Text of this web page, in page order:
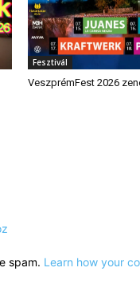
Fesztivál
VeszprémFest 2026
spam. Learn how your